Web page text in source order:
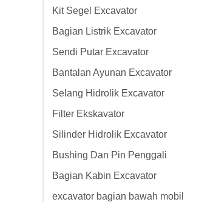
Kit Segel Excavator
Bagian Listrik Excavator
Sendi Putar Excavator
Bantalan Ayunan Excavator
Selang Hidrolik Excavator
Filter Ekskavator
Silinder Hidrolik Excavator
Bushing Dan Pin Penggali
Bagian Kabin Excavator
excavator bagian bawah mobil